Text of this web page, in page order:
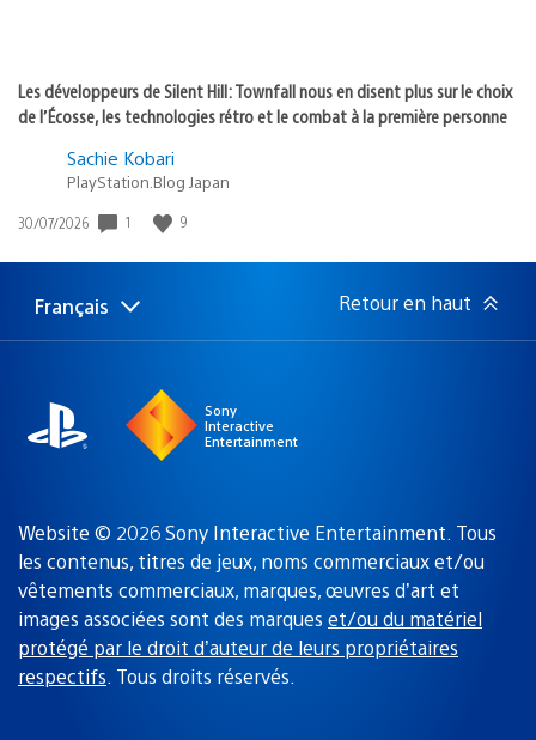
Les développeurs de Silent Hill: Townfall nous en disent plus sur le choix
de l’Écosse, les technologies rétro et le combat à la première personne
Sachie Kobari
PlayStation.Blog Japan
Date
publication
30/07/2026 1 9
Choisir
une
Région
actuelle
Français Retour en haut
Sony
Interactive
Entertainment
Website © 2026 Sony Interactive Entertainment. Tous
les contenus, titres de jeux, noms commerciaux et/ou
vêtements commerciaux, marques, œuvres d’art et
images associées sont des marques et/ou du matériel
protégé par le droit d’auteur de leurs propriétaires
respectifs. Tous droits réservés.